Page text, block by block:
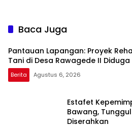
Baca Juga
Pantauan Lapangan: Proyek
Tani di Desa Rawagede II
Berita Agustus 6, 2026
Estafet
Bawang,
Diserahkan